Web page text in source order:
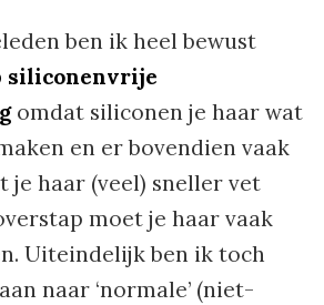
ben ik heel bewust
siliconenvrije
omdat siliconen je haar wat
en er bovendien vaak
je haar (veel) sneller vet
moet je haar vaak
Uiteindelijk ben ik toch
naar ‘normale’ (niet-